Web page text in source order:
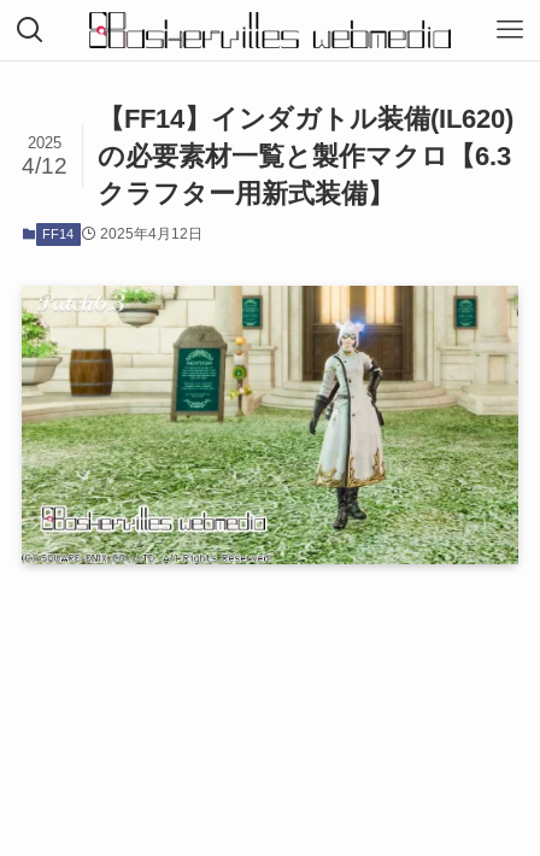
【FF14】インダガトル装備(IL620)
の必要素材一覧と製作マクロ【6.3
クラフター用新式装備】
2025
4/12
FF14 2025年4月12日